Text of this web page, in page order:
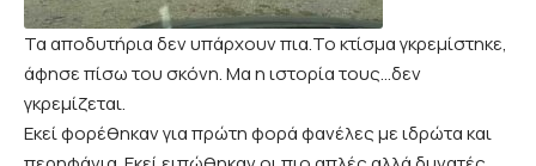
Τα αποδυτήρια δεν υπάρχουν πια.Το κτίσμα γκρεμίστηκε,
άφησε πίσω του σκόνη. Μα η ιστορία τους…δεν
γκρεμίζεται.
Εκεί φορέθηκαν για πρώτη φορά φανέλες με ιδρώτα και